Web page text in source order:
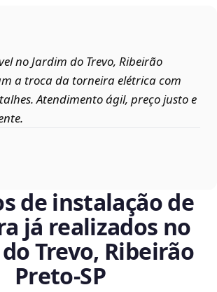
no Jardim do Trevo, Ribeirão
a troca da torneira elétrica com
Atendimento ágil, preço justo e
de instalação de
já realizados no
Trevo, Ribeirão
Preto‑SP